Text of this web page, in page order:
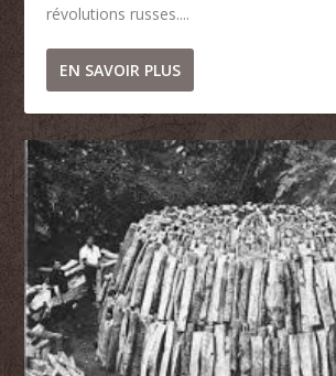
révolutions russes....
EN SAVOIR PLUS